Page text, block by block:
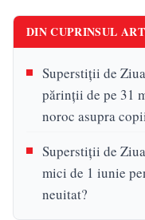
DIN CUPRINSUL
Superstiții de
părinții de pe 31
noroc asupra
Superstiții de
mici de 1 iunie
neuitat?